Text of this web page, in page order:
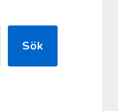
Sök